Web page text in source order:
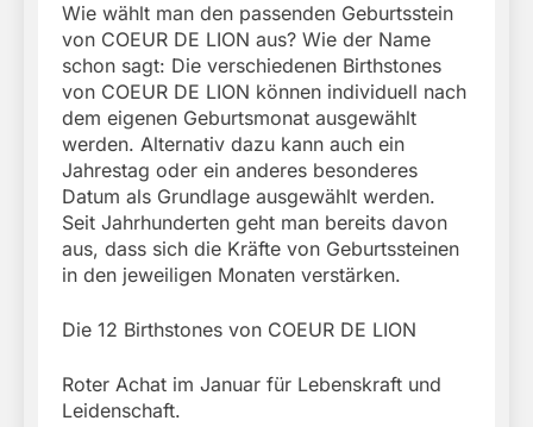
Wie wählt man den passenden Geburtsstein
von COEUR DE LION aus? Wie der Name
schon sagt: Die verschiedenen Birthstones
von COEUR DE LION können individuell nach
dem eigenen Geburtsmonat ausgewählt
werden. Alternativ dazu kann auch ein
Jahrestag oder ein anderes besonderes
Datum als Grundlage ausgewählt werden.
Seit Jahrhunderten geht man bereits davon
aus, dass sich die Kräfte von Geburtssteinen
in den jeweiligen Monaten verstärken.
Die 12 Birthstones von COEUR DE LION
Roter Achat im Januar für Lebenskraft und
Leidenschaft.